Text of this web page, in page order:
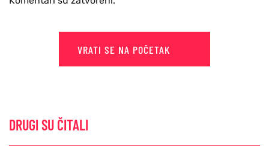
VRATI SE NA POČETAK
DRUGI SU ČITALI